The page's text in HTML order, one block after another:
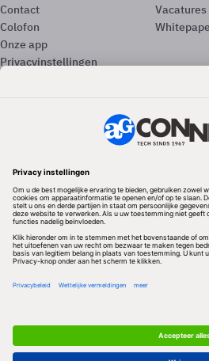
Contact
Colofon
Onze app
Privacyinstellingen
Vacatures
Redactionele partner
Algemene Voorwaarden & Copyrights
Privacy & Cookies